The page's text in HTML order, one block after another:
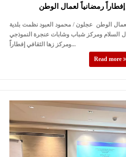
يتلقى اتصالا هاتفيا من العاهل البحريني
فريحات.. مبارك ومزيدا من التوفيق
بيك فريحات.. مبارك وبكم تزهو المناصب
رمضانياً لعمال الوطن
الوطن عجلون / محمود العبود نظمت بلدية
السلام ومركز شباب وشابات عنجرة النموذجي
ومركز زها الثقافي إفطاراً...
Read more